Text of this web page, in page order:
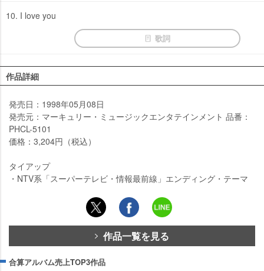
10. I love you
歌詞
作品詳細
発売日：1998年05月08日
発売元：マーキュリー・ミュージックエンタテインメント 品番：
PHCL-5101
価格：3,204円（税込）
タイアップ
・NTV系「スーパーテレビ・情報最前線」エンディング・テーマ
作品一覧を見る
合算アルバム売上TOP3作品